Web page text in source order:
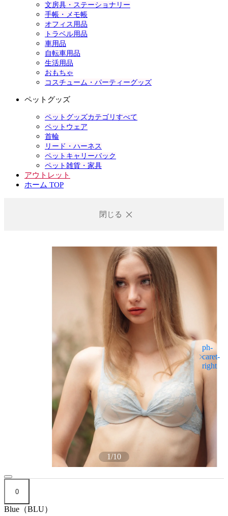
文房具・ステーショナリー
手帳・メモ帳
オフィス用品
トラベル用品
車用品
自転車用品
生活用品
おもちゃ
コスチューム・パーティーグッズ
ペットグッズ
ペットグッズカテゴリすべて
ペットウェア
首輪
リード・ハーネス
ペットキャリーバック
ペット雑貨・家具
アウトレット
ホーム TOP
閉じる
1/10
0
Blue（BLU）